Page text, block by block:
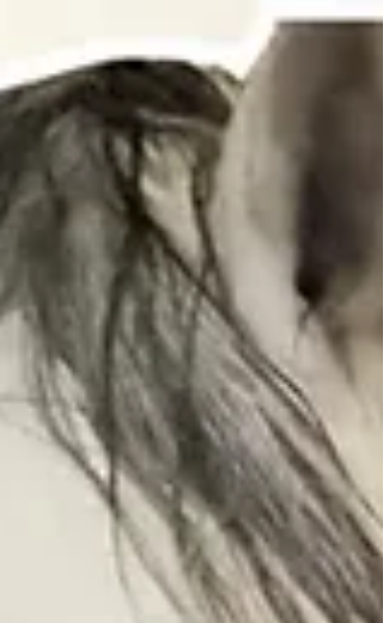
#AuswandernNachSpanien
#folgedeinervision #claudiafriederich
#pipilangstrumpf